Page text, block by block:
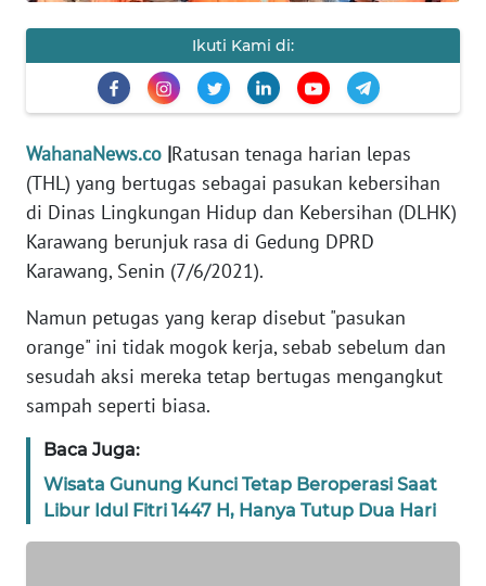
Ikuti Kami di:
WahanaNews.co |Ratusan tenaga harian lepas
(THL) yang bertugas sebagai pasukan kebersihan
di Dinas Lingkungan Hidup dan Kebersihan (DLHK)
Karawang berunjuk rasa di Gedung DPRD
Karawang, Senin (7/6/2021).
Namun petugas yang kerap disebut "pasukan
orange" ini tidak mogok kerja, sebab sebelum dan
sesudah aksi mereka tetap bertugas mengangkut
sampah seperti biasa.
Baca Juga:
Wisata Gunung Kunci Tetap Beroperasi Saat
Libur Idul Fitri 1447 H, Hanya Tutup Dua Hari
INFO
TENTANG
KAMI
PEDOMAN
MEDIA
SIBER
DISCLAIMER
Wahana
News
Regional